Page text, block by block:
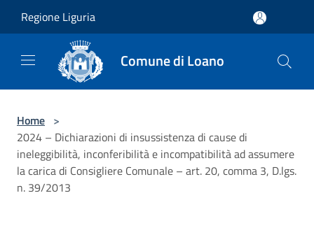
Regione Liguria
Comune di Loano
Home >
2024 – Dichiarazioni di insussistenza di cause di
ineleggibilità, inconferibilità e incompatibilità ad assumere
la carica di Consigliere Comunale – art. 20, comma 3, D.lgs.
n. 39/2013